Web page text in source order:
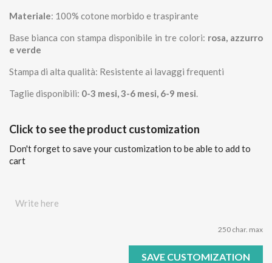
Materiale: 100% cotone morbido e traspirante
Base bianca con stampa disponibile in tre colori: rosa, azzurro
e verde
Stampa di alta qualità: Resistente ai lavaggi frequenti
Taglie disponibili: 0-3 mesi, 3-6 mesi, 6-9 mesi.
Click to see the product customization
Don't forget to save your customization to be able to add to
cart
250 char. max
SAVE CUSTOMIZATION